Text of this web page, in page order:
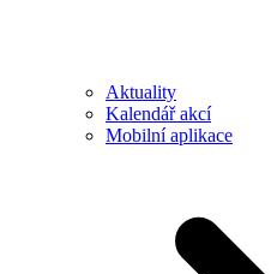
Aktuality
Kalendář akcí
Mobilní aplikace